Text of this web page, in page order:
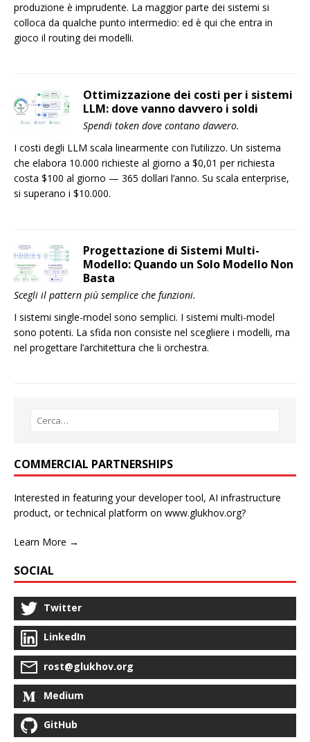
produzione è imprudente. La maggior parte dei sistemi si
colloca da qualche punto intermedio: ed è qui che entra in
gioco il routing dei modelli.
Ottimizzazione dei costi per i sistemi
LLM: dove vanno davvero i soldi
Spendi token dove contano davvero.
I costi degli LLM scala linearmente con l’utilizzo. Un sistema
che elabora 10.000 richieste al giorno a $0,01 per richiesta
costa $100 al giorno — 365 dollari l’anno. Su scala enterprise,
si superano i $10.000.
Progettazione di Sistemi Multi-
Modello: Quando un Solo Modello Non
Basta
Scegli il pattern più semplice che funzioni.
I sistemi single-model sono semplici. I sistemi multi-model
sono potenti. La sfida non consiste nel scegliere i modelli, ma
nel progettare l’architettura che li orchestra.
COMMERCIAL PARTNERSHIPS
Interested in featuring your developer tool, AI infrastructure
product, or technical platform on www.glukhov.org?
Learn More →
SOCIAL
Twitter
LinkedIn
rost@glukhov.org
Medium
GitHub